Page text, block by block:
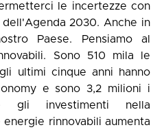
le incertezze con
2030. Anche in
Paese. Pensiamo al
Sono 510 mila le
ultimi cinque anni hanno
e sono 3,2 milioni i
gli investimenti nella
rinnovabili aumenta